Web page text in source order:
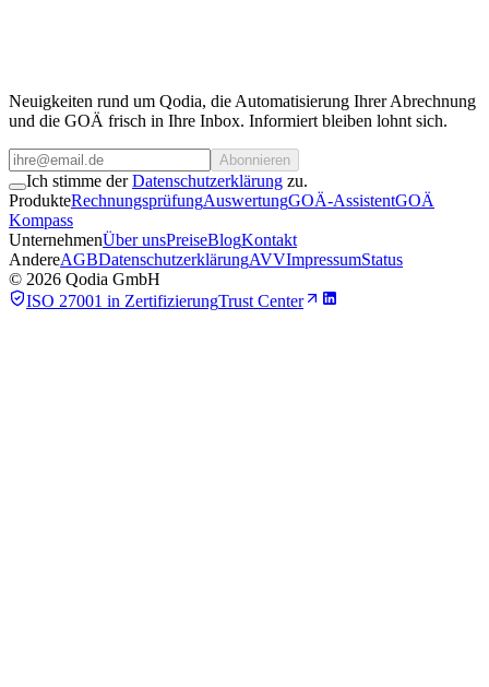
Neuigkeiten rund um Qodia, die Automatisierung Ihrer Abrechnung
und die GOÄ frisch in Ihre Inbox. Informiert bleiben lohnt sich.
Abonnieren
Ich stimme der Datenschutzerklärung zu.
ProdukteRechnungsprüfungAuswertungGOÄ-AssistentGOÄ
Kompass
UnternehmenÜber unsPreiseBlogKontakt
AndereAGBDatenschutzerklärungAVVImpressumStatus
© 2026 Qodia GmbH
ISO 27001 in ZertifizierungTrust Center